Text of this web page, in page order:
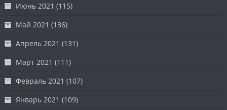
Июнь 2021 (115)
Май 2021 (136)
Апрель 2021 (131)
Март 2021 (111)
Февраль 2021 (107)
Январь 2021 (109)